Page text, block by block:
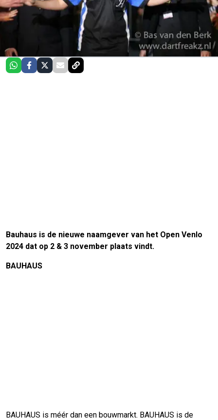
Bauhaus is de nieuwe naamgever van het Open Venlo
2024 dat op 2 & 3 november plaats vindt.
BAUHAUS
BAUHAUS is méér dan een bouwmarkt. BAUHAUS is de